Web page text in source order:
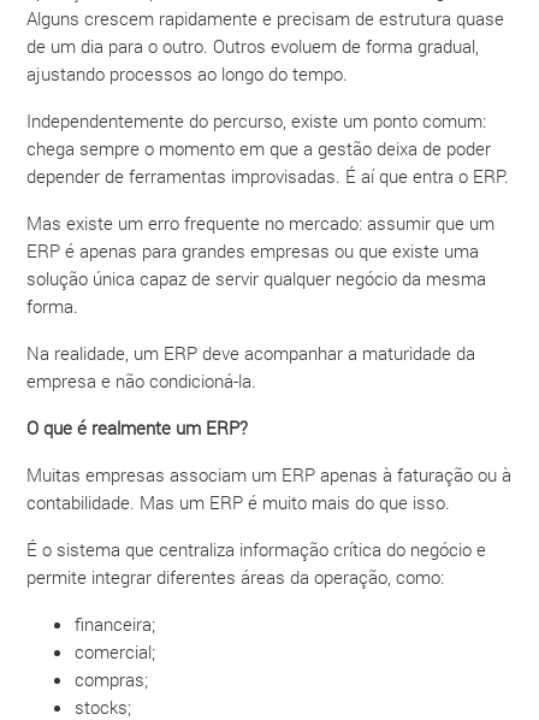
Alguns crescem rapidamente e precisam de estrutura quase
de um dia para o outro. Outros evoluem de forma gradual,
ajustando processos ao longo do tempo.
Independentemente do percurso, existe um ponto comum:
chega sempre o momento em que a gestão deixa de poder
depender de ferramentas improvisadas. É aí que entra o ERP.
Mas existe um erro frequente no mercado: assumir que um
ERP é apenas para grandes empresas ou que existe uma
solução única capaz de servir qualquer negócio da mesma
forma.
Na realidade, um ERP deve acompanhar a maturidade da
empresa e não condicioná-la.
O que é realmente um ERP?
Muitas empresas associam um ERP apenas à faturação ou à
contabilidade. Mas um ERP é muito mais do que isso.
É o sistema que centraliza informação crítica do negócio e
permite integrar diferentes áreas da operação, como:
financeira;
comercial;
compras;
stocks;